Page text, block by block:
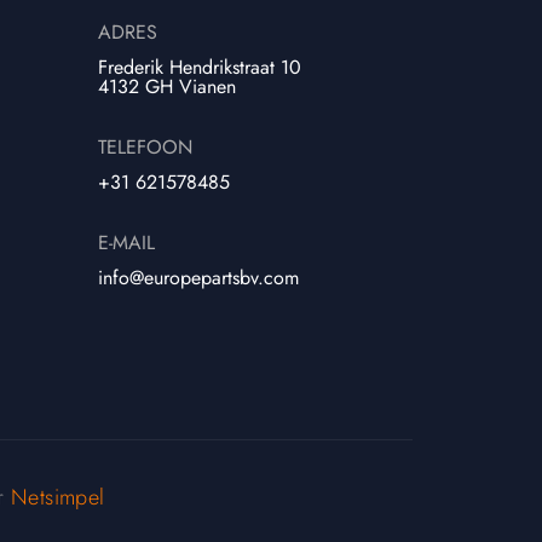
ADRES
Frederik Hendrikstraat 10
4132 GH Vianen
TELEFOON
+31 621578485
E-MAIL
info@europepartsbv.com
Netsimpel